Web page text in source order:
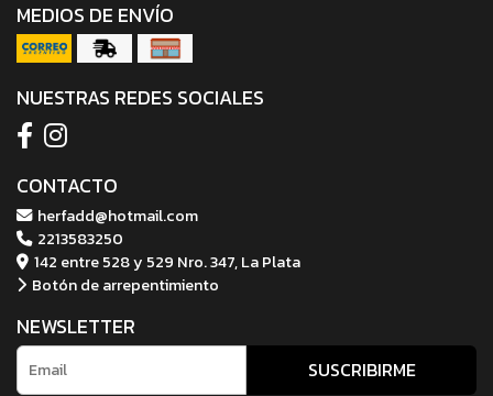
MEDIOS DE ENVÍO
NUESTRAS REDES SOCIALES
CONTACTO
herfadd@hotmail.com
2213583250
142 entre 528 y 529 Nro. 347, La Plata
Botón de arrepentimiento
NEWSLETTER
SUSCRIBIRME